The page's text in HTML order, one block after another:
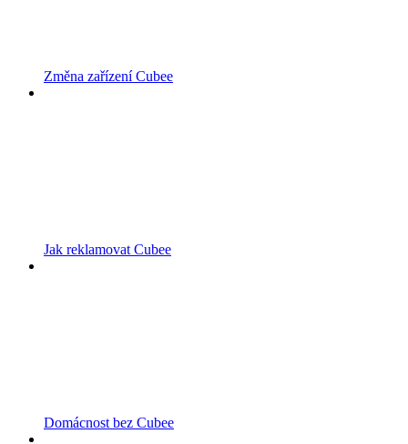
Změna zařízení Cubee
Jak reklamovat Cubee
Domácnost bez Cubee